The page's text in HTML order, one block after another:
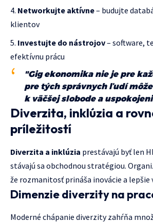
Networkujte aktívne– budujte
klientov
Investujte do nástrojov– software,
efektívnu prácu
"Gig ekonomika nie je pre
pre tých správnych ľudí
k väčšej slobode a
Diverzita, inklúzia a
príležitostí
Diverzita a inklúzia prestávajú byť len
stávajú sa obchodnou stratégiou.
že rozmanitosť prináša inovácie a lepšie
Dimenzie diverzity na
Moderné chápanie diverzity zahŕňa